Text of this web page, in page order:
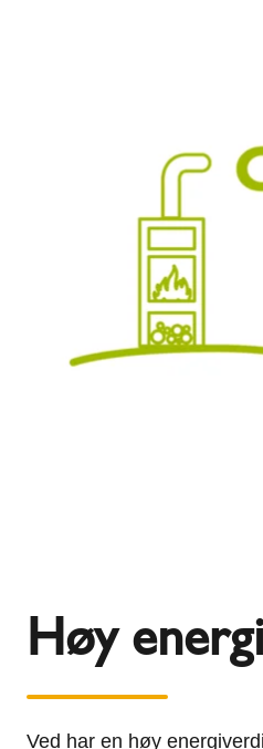
Høy
Ved har en høy